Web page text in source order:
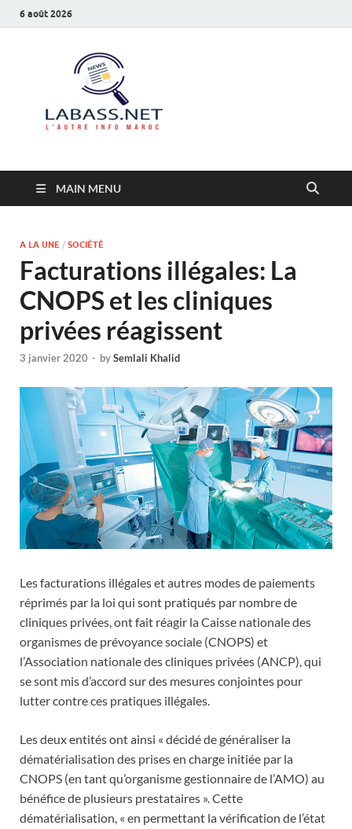
6 août 2026
MAIN MENU
A LA UNE / SOCIÉTÉ
Facturations illégales: La
CNOPS et les cliniques
privées réagissent
3 janvier 2020 - bySemlali Khalid
Les facturations illégales et autres modes de paiements
réprimés par la loi qui sont pratiqués par nombre de
cliniques privées, ont fait réagir la Caisse nationale des
organismes de prévoyance sociale (CNOPS) et
l’Association nationale des cliniques privées (ANCP), qui
se sont mis d’accord sur des mesures conjointes pour
lutter contre ces pratiques illégales.
Les deux entités ont ainsi « décidé de généraliser la
dématérialisation des prises en charge initiée par la
CNOPS (en tant qu’organisme gestionnaire de l’AMO) au
bénéfice de plusieurs prestataires ». Cette
dématérialisation, « en permettant la vérification de l’état